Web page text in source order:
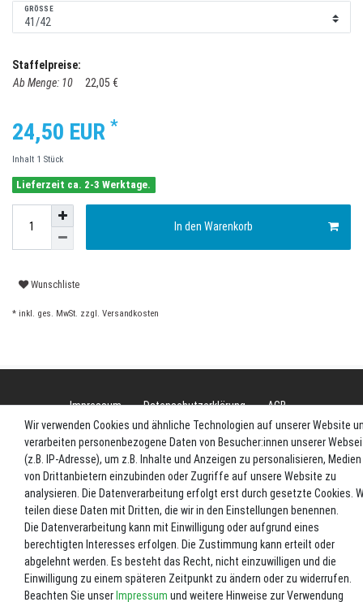
GRÖSSE
Staffelpreise:
Ab Menge: 10
22,05 €
24,50 EUR *
Inhalt 1 Stück
Lieferzeit ca. 2-3 Werktage.
In den Warenkorb
Wunschliste
* inkl. ges. MwSt. zzgl. Versandkosten
Impressum Daten­schutz­erklärung AGB
Widerrufs­recht Vertrag widerrufen
Wir verwenden Cookies und ähnliche Technologien auf unserer Website
verarbeiten personenbezogene Daten von Besucher:innen unserer
(z.B. IP-Adresse), um z.B. Inhalte und Anzeigen zu personalisieren, Medien
von Drittanbietern einzubinden oder Zugriffe auf unsere Website zu
analysieren. Die Datenverarbeitung erfolgt erst durch gesetzte Cookies.
teilen diese Daten mit Dritten, die wir in den Einstellungen benennen.
Die Datenverarbeitung kann mit Einwilligung oder aufgrund eines
berechtigten Interesses erfolgen. Die Zustimmung kann erteilt oder
abgelehnt werden. Es besteht das Recht, nicht einzuwilligen und die
Einwilligung zu einem späteren Zeitpunkt zu ändern oder zu widerrufen.
Beachten Sie unser Impressum und weitere Hinweise zur Verwendung